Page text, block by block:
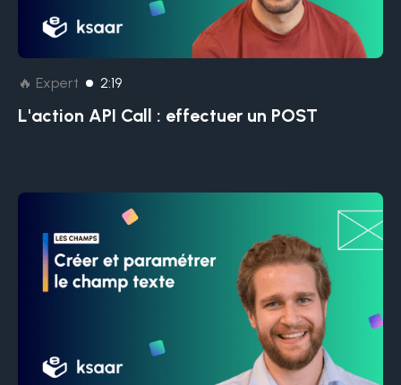
🔥 Expert 2:19
L'action API Call : effectuer un POST